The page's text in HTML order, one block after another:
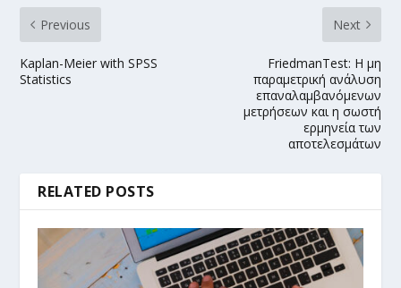
Previous
Kaplan-Meier with SPSS
Statistics
Next
FriedmanTest: Η μη
παραμετρική ανάλυση
επαναλαμβανόμενων
μετρήσεων και η σωστή
ερμηνεία των
αποτελεσμάτων
RELATED POSTS